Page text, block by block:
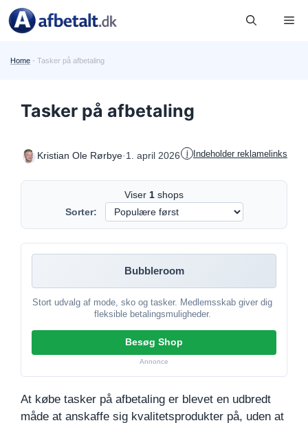
Hop
Home - Tasker på afbetaling
Tasker på afbetaling
Kristian Ole Rørbye·1. april 2026 i Indeholder reklamelinks
Viser 1 shops
Sorter:
Bubbleroom
Stort udvalg af mode, sko og tasker. Medlemsskab giver dig
fleksible betalingsmuligheder.
Besøg Shop
Annonce
At købe tasker på afbetaling er blevet en udbredt
måde at anskaffe sig kvalitetsprodukter på, uden at